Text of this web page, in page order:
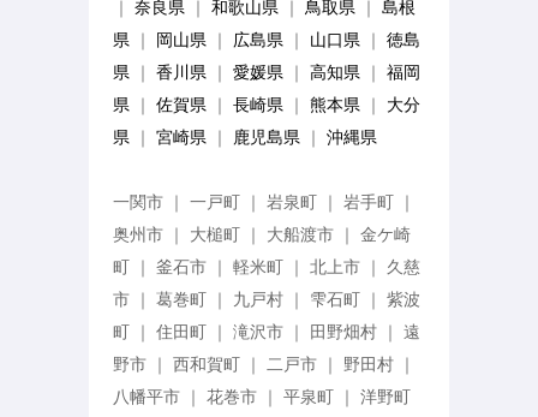
｜ 奈良県 ｜ 和歌山県 ｜ 鳥取県 ｜ 島根
県 ｜ 岡山県 ｜ 広島県 ｜ 山口県 ｜ 徳島
県 ｜ 香川県 ｜ 愛媛県 ｜ 高知県 ｜ 福岡
県 ｜ 佐賀県 ｜ 長崎県 ｜ 熊本県 ｜ 大分
県 ｜ 宮崎県 ｜ 鹿児島県 ｜ 沖縄県
一関市 ｜ 一戸町 ｜ 岩泉町 ｜ 岩手町 ｜
奥州市 ｜ 大槌町 ｜ 大船渡市 ｜ 金ケ崎
町 ｜ 釜石市 ｜ 軽米町 ｜ 北上市 ｜ 久慈
市 ｜ 葛巻町 ｜ 九戸村 ｜ 雫石町 ｜ 紫波
町 ｜ 住田町 ｜ 滝沢市 ｜ 田野畑村 ｜ 遠
野市 ｜ 西和賀町 ｜ 二戸市 ｜ 野田村 ｜
八幡平市 ｜ 花巻市 ｜ 平泉町 ｜ 洋野町